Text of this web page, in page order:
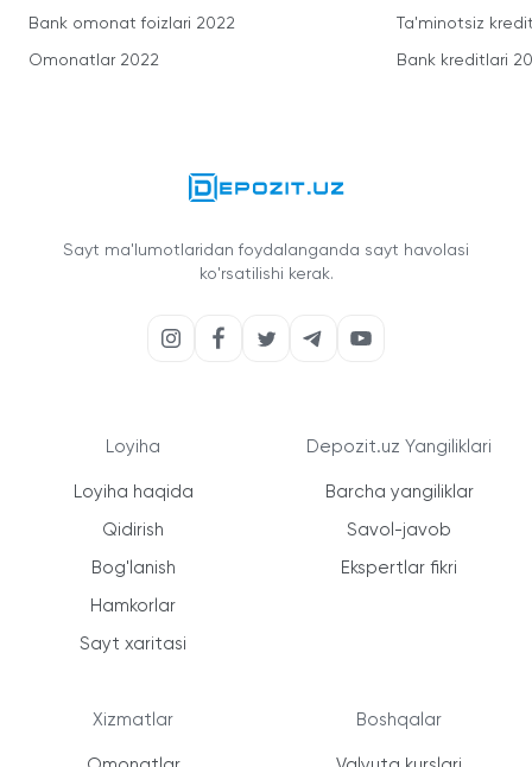
Bank omonat foizlari 2022
Omonatlar 2022
Ta'minotsiz
Bank kreditlari
Sayt ma'lumotlaridan foydalanganda sayt havolasi
ko'rsatilishi kerak.
Loyiha
Loyiha haqida
Qidirish
Bog'lanish
Hamkorlar
Sayt xaritasi
Xizmatlar
Depozit.uz Yangiliklari
Barcha yangiliklar
Savol-javob
Ekspertlar fikri
Boshqalar